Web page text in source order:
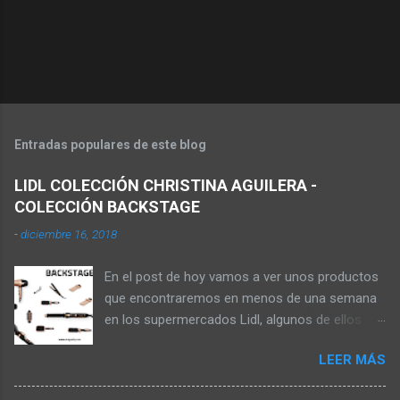
Entradas populares de este blog
LIDL COLECCIÓN CHRISTINA AGUILERA -
COLECCIÓN BACKSTAGE
-diciembre 16, 2018
En el post de hoy vamos a ver unos productos
que encontraremos en menos de una semana
en los supermercados Lidl, algunos de ellos se
supermercados, pagando los gastos de envío,
aunque no sale de almacenes el producto
LEER MÁS